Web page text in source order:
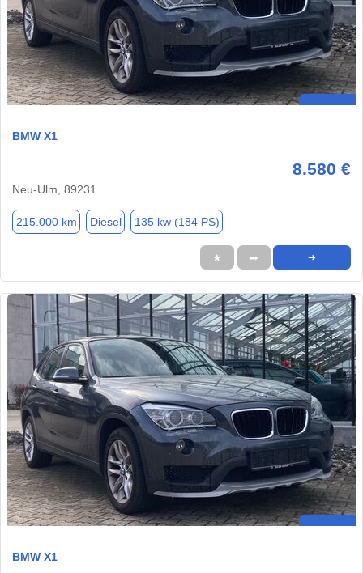
BMW X1
8.580 €
Neu-Ulm, 89231
215.000 km Diesel 135 kw (184 PS)
★ ➦ ➜
BMW X1